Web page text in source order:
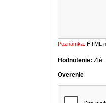
Poznámka: HTML
Hodnotenie: Zlé
Overenie